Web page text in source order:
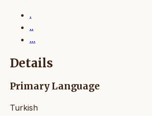
.
..
...
Details
Primary Language
Turkish